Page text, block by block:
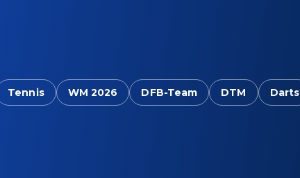
Tennis WM 2026 DFB-Team DTM Darts